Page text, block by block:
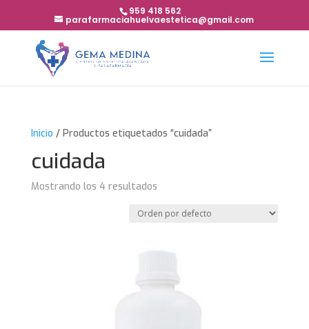
959 418 562
parafarmaciahuelvaestetica@gmail.com
Inicio / Productos etiquetados “cuidada”
cuidada
Mostrando los 4 resultados